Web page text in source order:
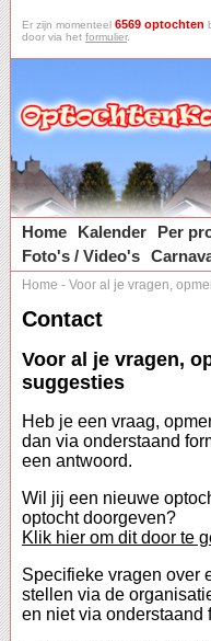
Er zijn momenteel 6569 optochten
door via het formulier.
Home
Kalender Per
Foto's / Video's
Home - Voor al je vragen,
Contact
Voor al je vragen,
suggesties
Heb je een vraag,
dan via onderstaand
een antwoord.
Wil jij een nieuwe
optocht doorgeven?
Klik hier om dit door te
Specifieke vragen over
stellen via de
en niet via onderstaand